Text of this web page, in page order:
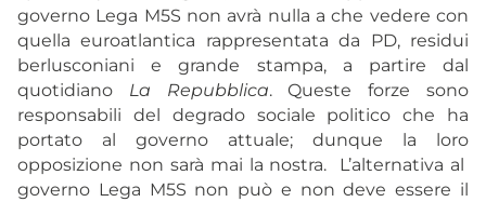
governo Lega M5S non avrà nulla a che vedere con
quella euroatlantica rappresentata da PD, residui
berlusconiani e grande stampa, a partire dal
quotidiano La Repubblica. Queste forze sono
responsabili del degrado sociale politico che ha
portato al governo attuale; dunque la loro
opposizione non sarà mai la nostra. L’alternativa al
governo Lega M5S non può e non deve essere il